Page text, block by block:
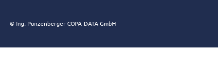
© Ing. Punzenberger COPA-DATA GmbH